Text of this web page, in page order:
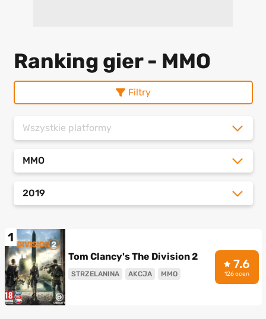
Ranking gier - MMO
Filtry
Wszystkie platformy
MMO
2019
1
Tom Clancy's The Division 2
STRZELANINA AKCJA MMO
7.6
126 ocen